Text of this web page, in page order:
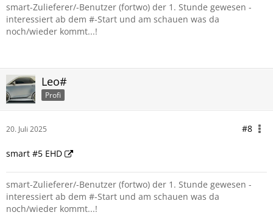
smart-Zulieferer/-Benutzer (fortwo) der 1. Stunde gewesen -
interessiert ab dem #-Start und am schauen was da
noch/wieder kommt...!
Leo#
Profi
20. Juli 2025 #8
smart #5 EHD
smart-Zulieferer/-Benutzer (fortwo) der 1. Stunde gewesen -
interessiert ab dem #-Start und am schauen was da
noch/wieder kommt...!